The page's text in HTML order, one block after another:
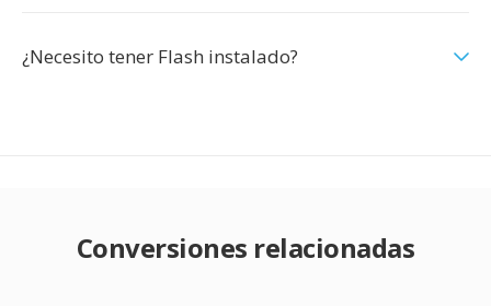
¿Necesito tener Flash instalado?
Conversiones relacionadas